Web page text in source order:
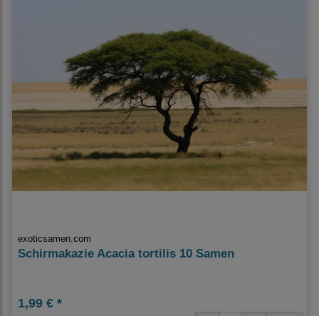
exoticsamen.com
Schirmakazie Acacia tortilis 10 Samen
1,99 € *